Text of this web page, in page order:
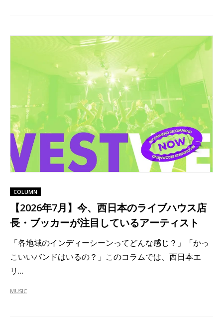
COLUMN
【2026年7月】今、西日本のライブハウス店
長・ブッカーが注目しているアーティスト
「各地域のインディーシーンってどんな感じ？」「かっ
こいいバンドはいるの？」このコラムでは、西日本エ
リ…
MUSIC